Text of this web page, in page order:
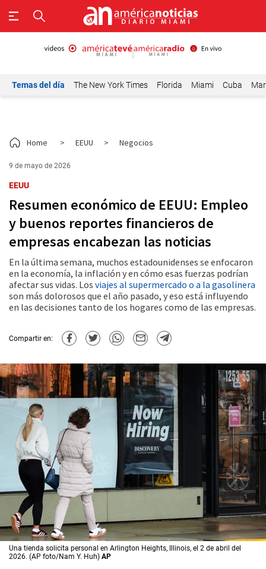
Temas del día The New York Times Florida Miami Cuba
Home > EEUU > Negocios
9 de mayo de 2026
EEUU
Resumen económico de EEUU: Empleo
y buenos reportes financieros de
empresas encabezan las noticias
En la última semana, muchos estadounidenses se enfocaron
en la economía, la inflación y en cómo esas fuerzas podrían
afectar sus vidas. Los viajes al supermercado o a la gasolinera
son más dolorosos que el año pasado, y eso está influyendo
en las decisiones tanto de los hogares como de las empresas.
Compartir en:
Una tienda solicita personal en Arlington Heights, Illinois, el 2 de abril del
2026. (AP foto/Nam Y. Huh) AP